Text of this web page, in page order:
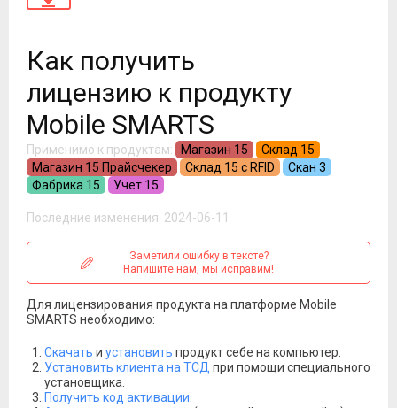
Как получить
лицензию к продукту
Mobile SMARTS
Применимо к продуктам: Магазин 15
Склад 15
Магазин 15 Прайсчекер
Склад 15 с RFID
Скан 3
Фабрика 15
Учет 15
Последние изменения: 2024-06-11
Заметили ошибку в тексте?
Напишите нам, мы исправим!
Для лицензирования продукта на платформе Mobile
SMARTS необходимо:
Скачать и установить продукт себе на компьютер.
Установить клиента на ТСД при помощи специального
установщика.
Получить код активации